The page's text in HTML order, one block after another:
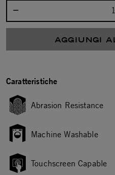
AGGIUNGI
Caratteristiche
Abrasion Resistance
Machine Washable
Touchscreen Capable